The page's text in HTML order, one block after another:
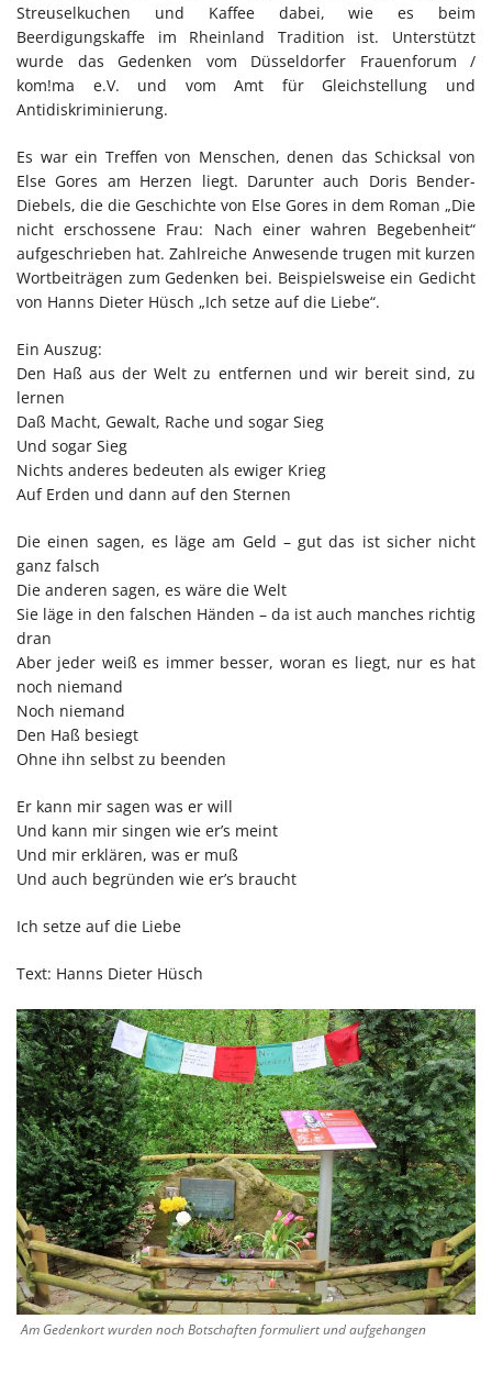
Streuselkuchen und Kaffee dabei, wie es beim
Beerdigungskaffe im Rheinland Tradition ist. Unterstützt
wurde das Gedenken vom Düsseldorfer Frauenforum /
kom!ma e.V. und vom Amt für Gleichstellung und
Antidiskriminierung.
Es war ein Treffen von Menschen, denen das Schicksal von
Else Gores am Herzen liegt. Darunter auch Doris Bender-
Diebels, die die Geschichte von Else Gores in dem Roman „Die
nicht erschossene Frau: Nach einer wahren Begebenheit“
aufgeschrieben hat. Zahlreiche Anwesende trugen mit kurzen
Wortbeiträgen zum Gedenken bei. Beispielsweise ein Gedicht
von Hanns Dieter Hüsch „Ich setze auf die Liebe“.
Ein Auszug:
Den Haß aus der Welt zu entfernen und wir bereit sind, zu
lernen
Daß Macht, Gewalt, Rache und sogar Sieg
Und sogar Sieg
Nichts anderes bedeuten als ewiger Krieg
Auf Erden und dann auf den Sternen
Die einen sagen, es läge am Geld – gut das ist sicher nicht
ganz falsch
Die anderen sagen, es wäre die Welt
Sie läge in den falschen Händen – da ist auch manches richtig
dran
Aber jeder weiß es immer besser, woran es liegt, nur es hat
noch niemand
Noch niemand
Den Haß besiegt
Ohne ihn selbst zu beenden
Er kann mir sagen was er will
Und kann mir singen wie er’s meint
Und mir erklären, was er muß
Und auch begründen wie er’s braucht
Ich setze auf die Liebe
Text: Hanns Dieter Hüsch
Am Gedenkort wurden noch Botschaften formuliert und aufgehangen